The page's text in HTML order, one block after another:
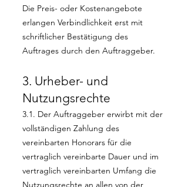
Die Preis- oder Kostenangebote
erlangen Verbindlichkeit erst mit
schriftlicher Bestätigung des
Auftrages durch den Auftraggeber.
3. Urheber- und
Nutzungsrechte
3.1. Der Auftraggeber erwirbt mit der
vollständigen Zahlung des
vereinbarten Honorars für die
vertraglich vereinbarte Dauer und im
vertraglich vereinbarten Umfang die
Nutzungsrechte an allen von der